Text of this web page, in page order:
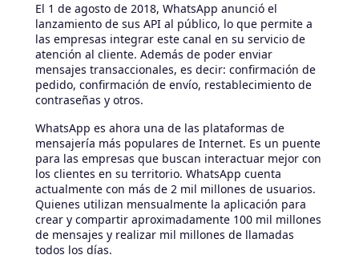
El 1 de agosto de 2018, WhatsApp anunció el
lanzamiento de sus API al público, lo que permite a
las empresas integrar este canal en su servicio de
atención al cliente. Además de poder enviar
mensajes transaccionales, es decir: confirmación de
pedido, confirmación de envío, restablecimiento de
contraseñas y otros.
WhatsApp es ahora una de las plataformas de
mensajería más populares de Internet. Es un puente
para las empresas que buscan interactuar mejor con
los clientes en su territorio. WhatsApp cuenta
actualmente con más de 2 mil millones de usuarios.
Quienes utilizan mensualmente la aplicación para
crear y compartir aproximadamente 100 mil millones
de mensajes y realizar mil millones de llamadas
todos los días.